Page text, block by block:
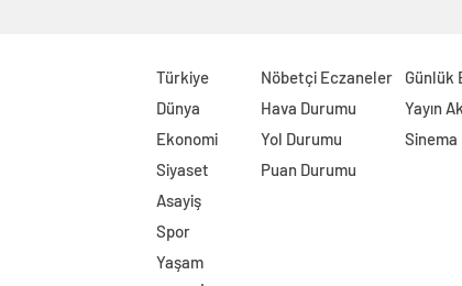
Türkiye
Dünya
Ekonomi
Siyaset
Asayiş
Spor
Yaşam
Nöbetçi Eczaneler
Hava Durumu
Yol Durumu
Puan Durumu
Günlük
Yayın
Sinema